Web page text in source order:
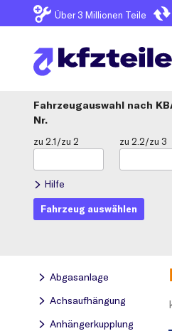
Über 3 Millionen Teile
Fahrzeugauswahl
Nr.
zu 2.1/zu 2 zu 2.2/zu 3
Hilfe
Fahrzeug auswählen
Abgasanlage
Achsaufhängung
Anhängerkupplung